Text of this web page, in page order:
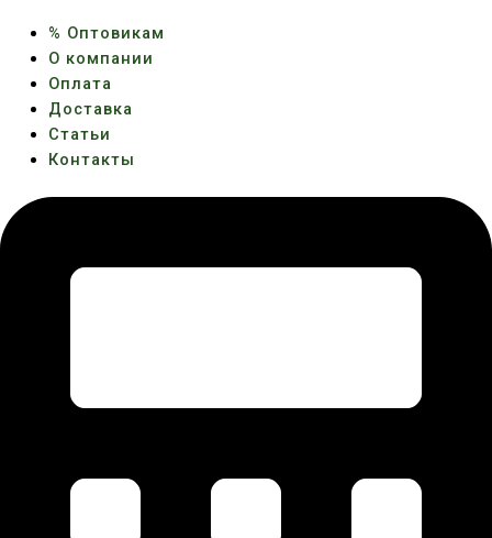
% Оптовикам
О компании
Оплата
Доставка
Статьи
Контакты